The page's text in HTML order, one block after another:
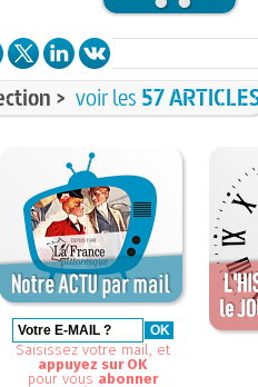
> voir les 57
Saisissez votre mail, et
appuyez sur OK
pour vous abonner